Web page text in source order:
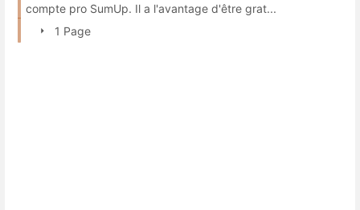
compte pro SumUp. Il a l'avantage d'être grat...
1 Page